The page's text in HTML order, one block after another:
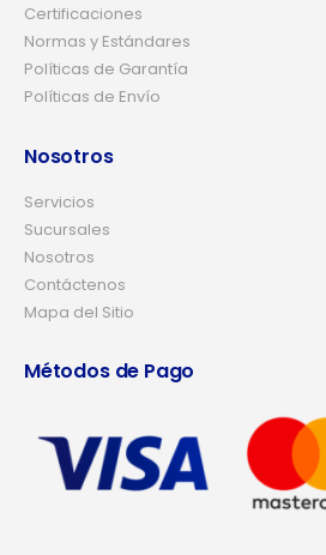
Certificaciones
Normas y Estándares
Políticas de Garantía
Políticas de Envío
Nosotros
Servicios
Sucursales
Nosotros
Contáctenos
Mapa del Sitio
Métodos de Pago